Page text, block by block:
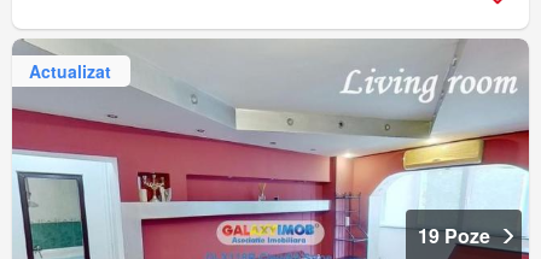
Actualizat
19 Poze